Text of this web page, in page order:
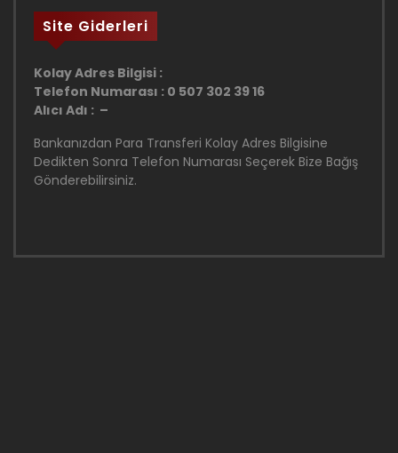
Site Giderleri
Kolay Adres Bilgisi :
Telefon Numarası : 0 507 302 39 16
Alıcı Adı : –
Bankanızdan Para Transferi Kolay Adres Bilgisine
Dedikten Sonra Telefon Numarası Seçerek Bize Bağış
Gönderebilirsiniz.